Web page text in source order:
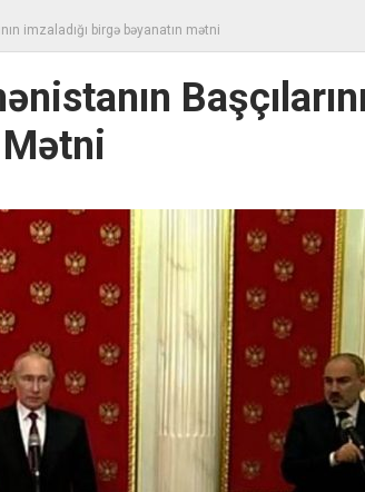
imzaladığı birgə bəyanatın mətni
Mətni